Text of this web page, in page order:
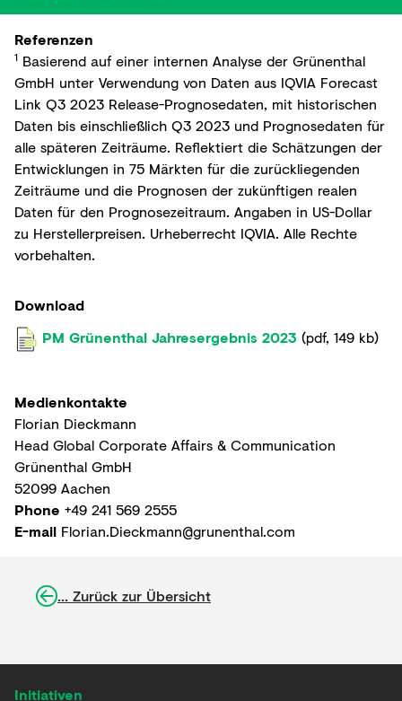
Referenzen
1 Basierend auf einer internen Analyse der Grünenthal
GmbH unter Verwendung von Daten aus IQVIA Forecast
Link Q3 2023 Release-Prognosedaten, mit historischen
Daten bis einschließlich Q3 2023 und Prognosedaten für
alle späteren Zeiträume. Reflektiert die Schätzungen der
Entwicklungen in 75 Märkten für die zurückliegenden
Zeiträume und die Prognosen der zukünftigen realen
Daten für den Prognosezeitraum. Angaben in US-Dollar
zu Herstellerpreisen. Urheberrecht IQVIA. Alle Rechte
vorbehalten.
Download
PM Grünenthal Jahresergebnis 2023 (pdf, 149 kb)
Medienkontakte
Florian Dieckmann
Head Global Corporate Affairs & Communication
Grünenthal GmbH
52099 Aachen
Phone +49 241 569 2555
E-mail Florian.Dieckmann@grunenthal.com
... Zurück zur Übersicht
Initiativen